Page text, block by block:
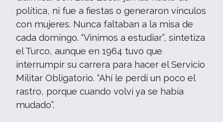
política, ni fue a fiestas o generaron vínculos
con mujeres. Nunca faltaban a la misa de
cada domingo. “Vinimos a estudiar”, sintetiza
el Turco, aunque en 1964 tuvo que
interrumpir su carrera para hacer el Servicio
Militar Obligatorio. “Ahí le perdí un poco el
rastro, porque cuando volví ya se había
mudado”.